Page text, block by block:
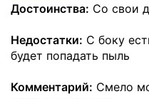
Достоинства: Со свои
Недостатки: С боку
будет попадать пыль
Комментарий: Смело